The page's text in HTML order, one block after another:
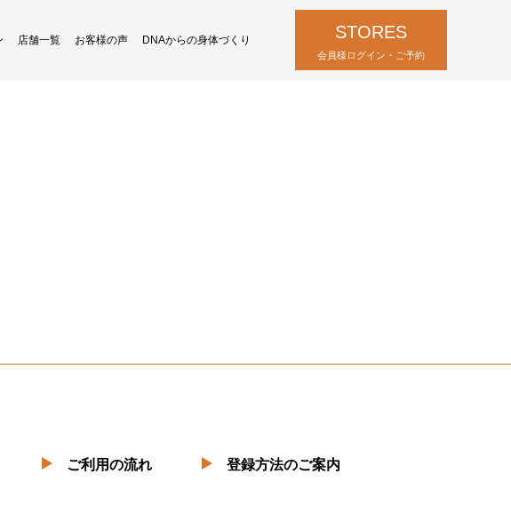
店舗一覧 お客様の声 DNAからの身体づくり STORES
会員様ログイン・ご予約
ご利用の流れ 登録方法のご案内